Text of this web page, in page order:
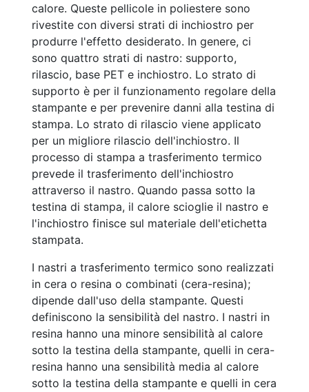
calore. Queste pellicole in poliestere sono
rivestite con diversi strati di inchiostro per
produrre l'effetto desiderato. In genere, ci
sono quattro strati di nastro: supporto,
rilascio, base PET e inchiostro. Lo strato di
supporto è per il funzionamento regolare della
stampante e per prevenire danni alla testina di
stampa. Lo strato di rilascio viene applicato
per un migliore rilascio dell'inchiostro. Il
processo di stampa a trasferimento termico
prevede il trasferimento dell'inchiostro
attraverso il nastro. Quando passa sotto la
testina di stampa, il calore scioglie il nastro e
l'inchiostro finisce sul materiale dell'etichetta
stampata.
I nastri a trasferimento termico sono realizzati
in cera o resina o combinati (cera-resina);
dipende dall'uso della stampante. Questi
definiscono la sensibilità del nastro. I nastri in
resina hanno una minore sensibilità al calore
sotto la testina della stampante, quelli in cera-
resina hanno una sensibilità media al calore
sotto la testina della stampante e quelli in cera